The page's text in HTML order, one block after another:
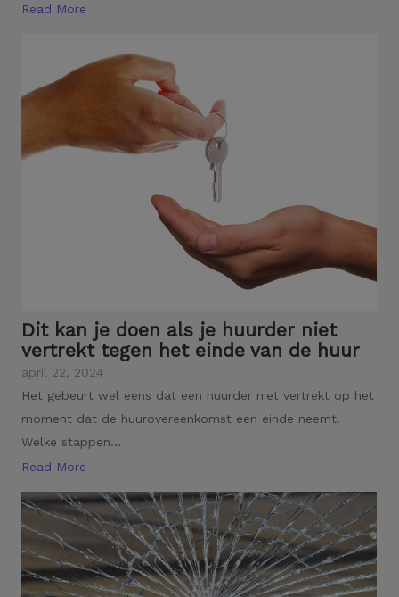
Read More
Dit kan je doen als je huurder niet
vertrekt tegen het einde van de huur
april 22, 2024
Het gebeurt wel eens dat een huurder niet vertrekt op het
moment dat de huurovereenkomst een einde neemt.
Welke stappen...
Read More